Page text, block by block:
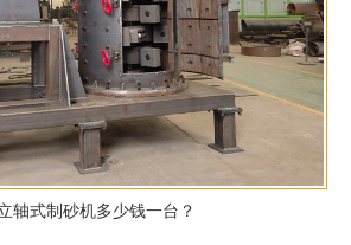
轴式制砂机多少钱一台？